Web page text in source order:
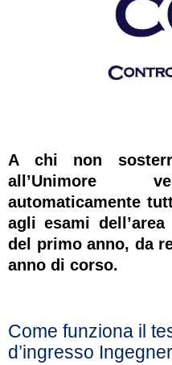
A chi non
all’Unimore
automaticamente
agli esami
del primo anno, da
anno di corso.
Come funziona il
d’ingresso